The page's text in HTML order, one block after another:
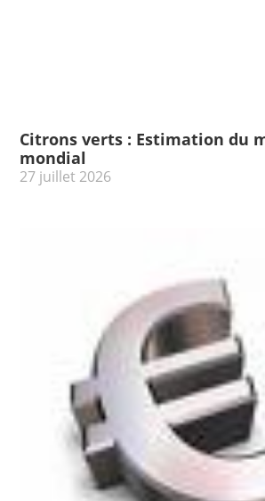
Citrons verts : Estimation du
mondial
27 juillet 2026